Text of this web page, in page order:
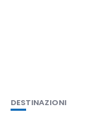
DESTINAZIONI